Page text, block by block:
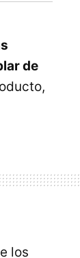
de
los